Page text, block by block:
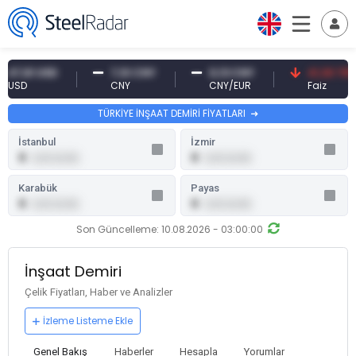
USD 7,10 CNY 0,13 CNY
CNY/EUR
41,30 TRY
TÜRKİYE İNŞAAT DEMİRİ FİYATLARI
Son Güncelleme: 10.08.2026 - 03:00:00
İstanbul İzmir
Karabük Payas
İnşaat Demiri
Çelik Fiyatları, Haber ve Analizler
İzleme Listeme Ekle
Genel Bakış Haberler Hesapla Yorumlar